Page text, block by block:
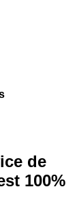
de
100%